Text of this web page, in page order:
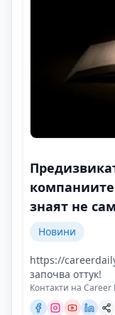
знаят не
и защо
Новини
https://
започва оттук!
Контакти на Career